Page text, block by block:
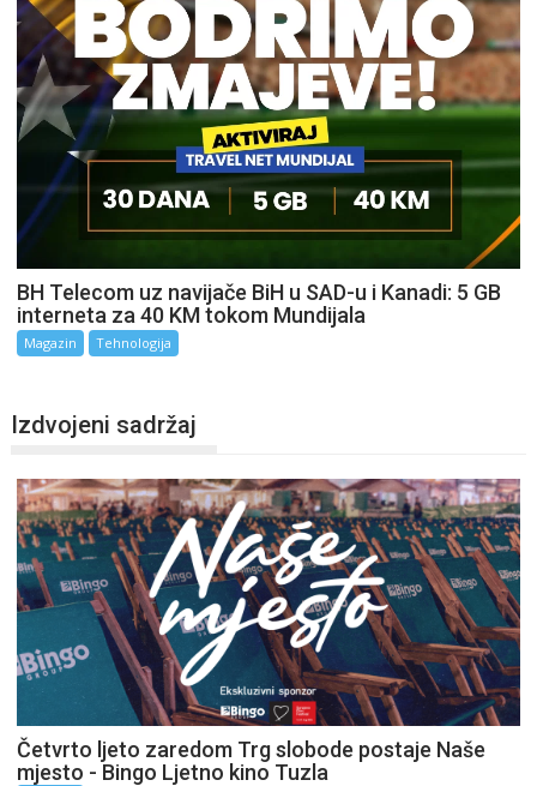
BH Telecom uz navijače BiH u SAD-u i Kanadi: 5 GB
interneta za 40 KM tokom Mundijala
Magazin Tehnologija
Izdvojeni sadržaj
Četvrto ljeto zaredom Trg slobode postaje Naše
mjesto - Bingo Ljetno kino Tuzla